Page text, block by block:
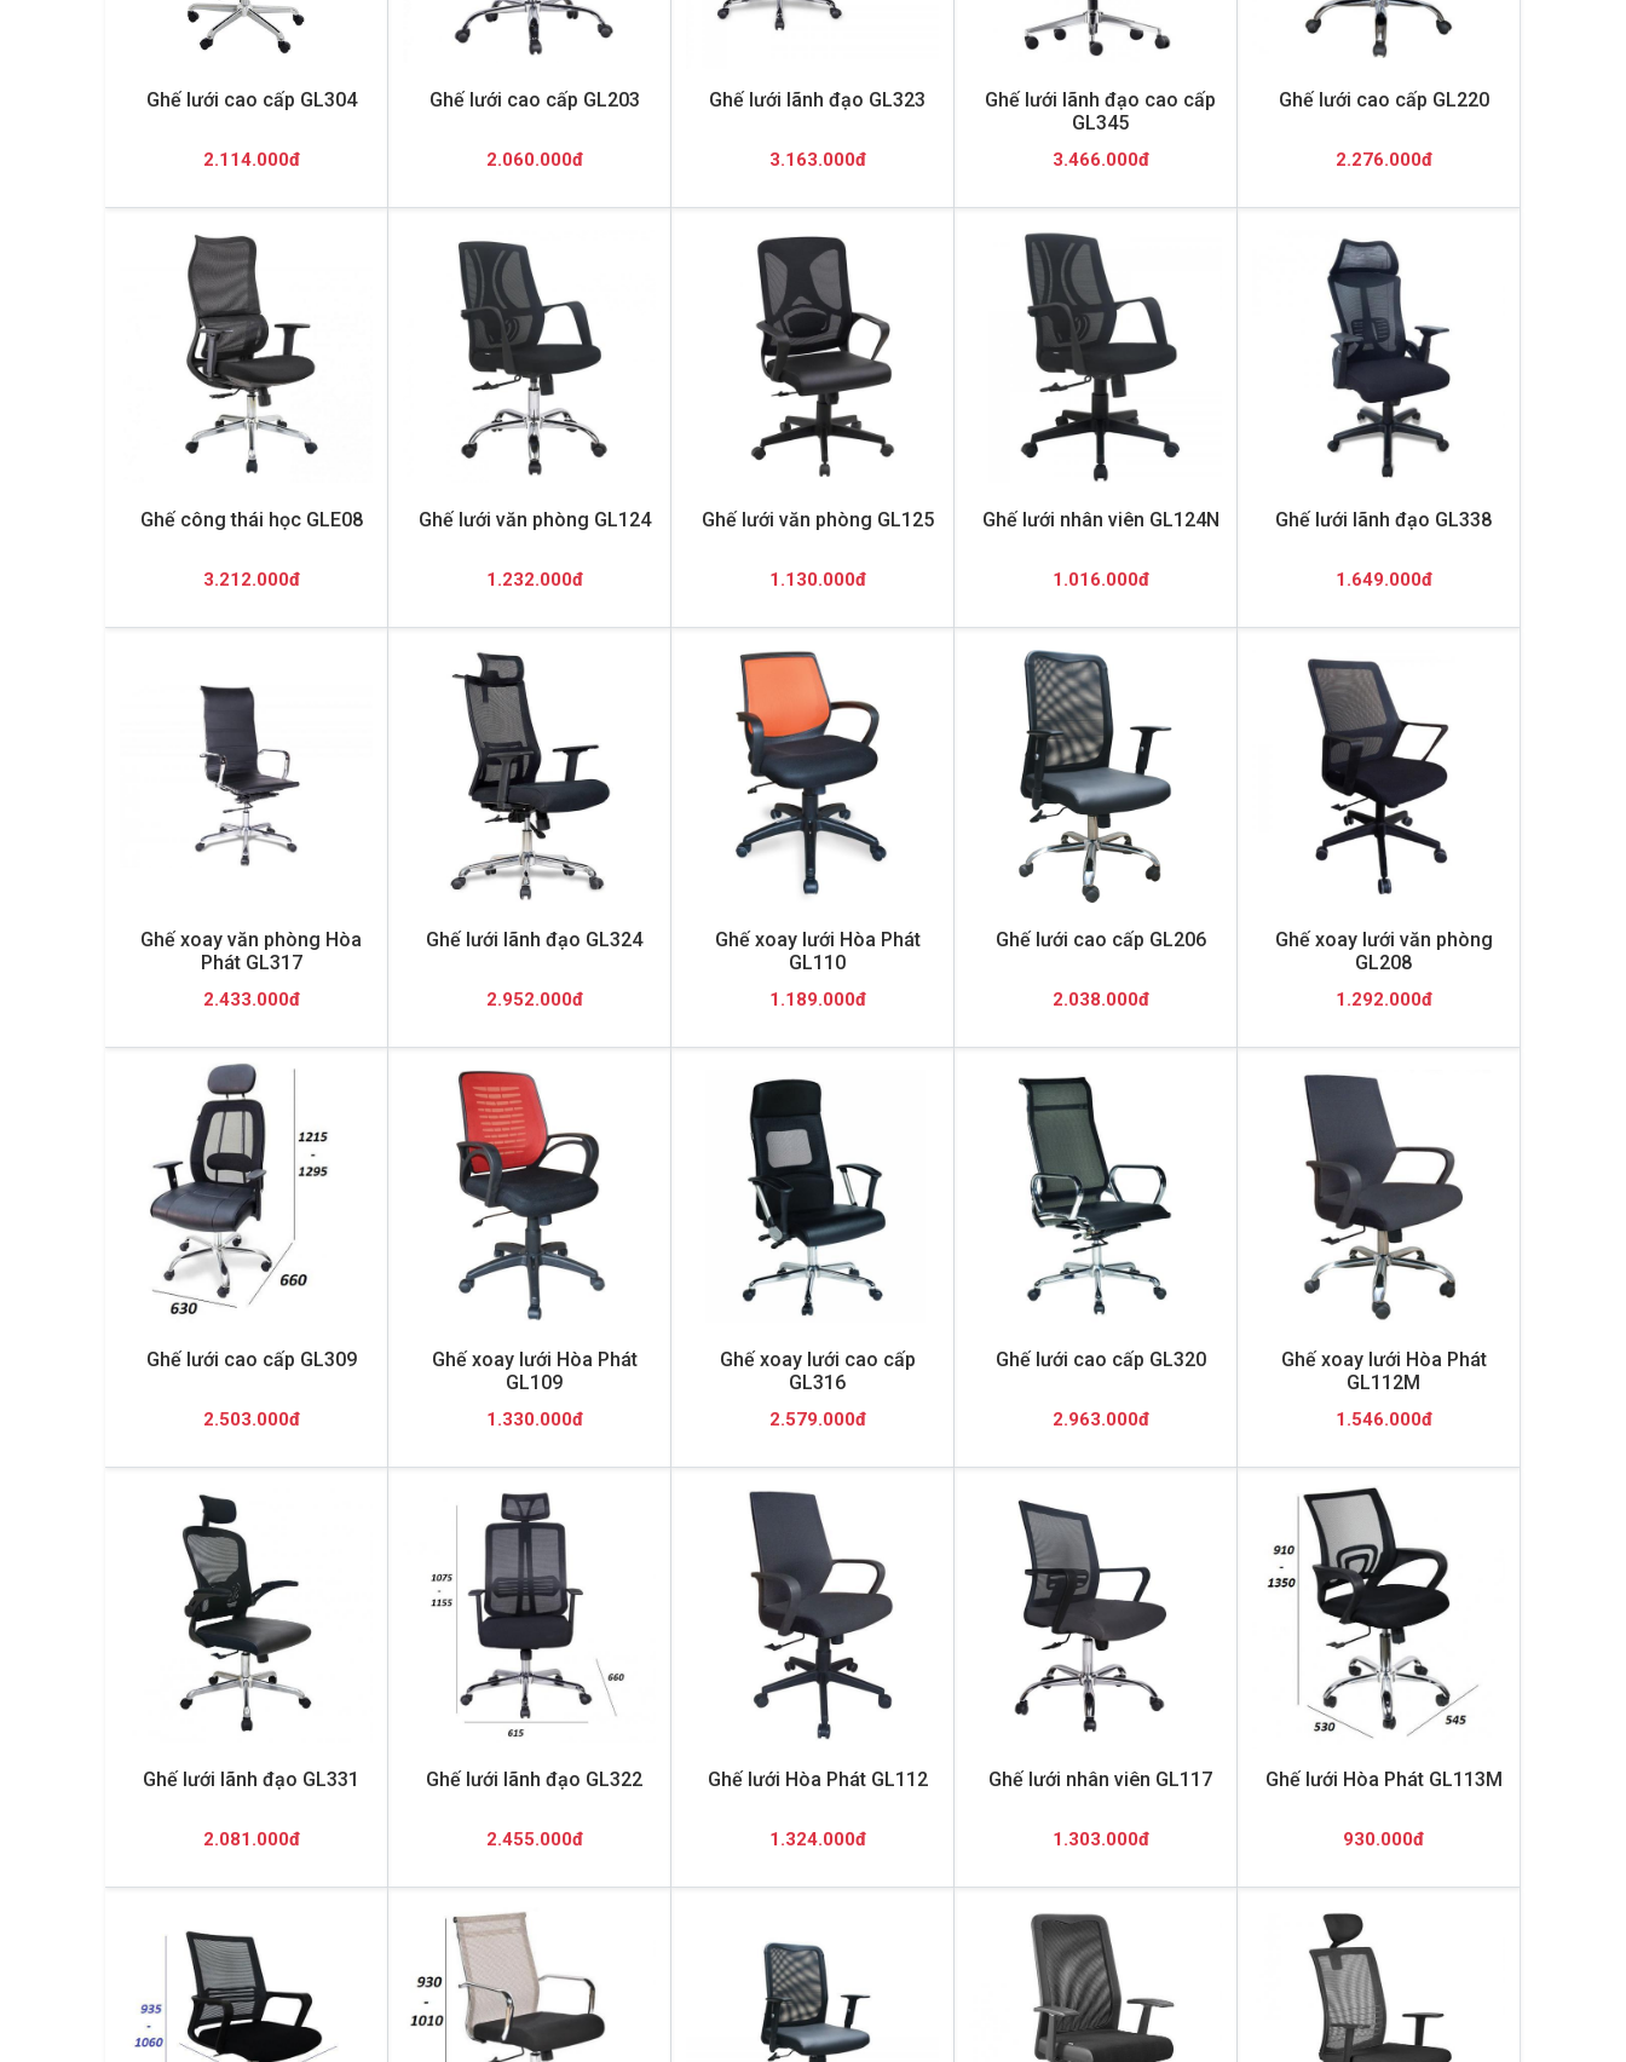
Ghế lưới cao cấp GL304
2.114.000đ
Ghế lưới cao cấp GL203
2.060.000đ
Ghế lưới lãnh đạo GL323
3.163.000đ
Ghế lưới lãnh đạo cao cấp
GL345
3.466.000đ
Ghế lưới cao cấp GL220
2.276.000đ
Ghế công thái học GLE08
3.212.000đ
Ghế lưới văn phòng GL124
1.232.000đ
Ghế lưới văn phòng GL125
1.130.000đ
Ghế lưới nhân viên GL124N
1.016.000đ
Ghế lưới lãnh đạo GL338
1.649.000đ
Ghế xoay văn phòng Hòa
Phát GL317
2.433.000đ
Ghế lưới lãnh đạo GL324
2.952.000đ
Ghế xoay lưới Hòa Phát
GL110
1.189.000đ
Ghế lưới cao cấp GL206
2.038.000đ
Ghế xoay lưới văn phòng
GL208
1.292.000đ
Ghế lưới cao cấp GL309
2.503.000đ
Ghế xoay lưới Hòa Phát
GL109
1.330.000đ
Ghế xoay lưới cao cấp
GL316
2.579.000đ
Ghế lưới cao cấp GL320
2.963.000đ
Ghế xoay lưới Hòa Phát
GL112M
1.546.000đ
Ghế lưới lãnh đạo GL331
2.081.000đ
Ghế lưới lãnh đạo GL322
2.455.000đ
Ghế lưới Hòa Phát GL112
1.324.000đ
Ghế lưới nhân viên GL117
1.303.000đ
Ghế lưới Hòa Phát GL113M
930.000đ